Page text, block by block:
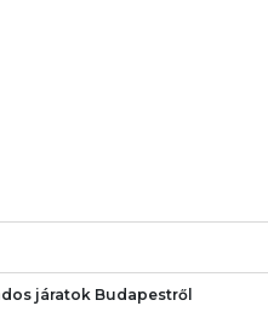
járatok Budapestről